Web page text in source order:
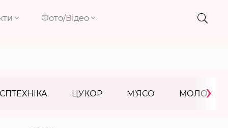
Фото/Відео
ЦУКОР М’ЯСО МОЛОКО
›